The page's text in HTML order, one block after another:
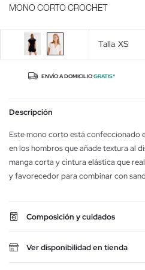
MONO CORTO CROCHET
Talla XS
ENVÍO A DOMICILIOGRATIS*
Descripción
Este mono corto está confeccionado
en los hombros que añade textura al
manga corta y cintura elástica que
y favorecedor para combinar con
Composición y cuidados
Ver disponibilidad en tienda